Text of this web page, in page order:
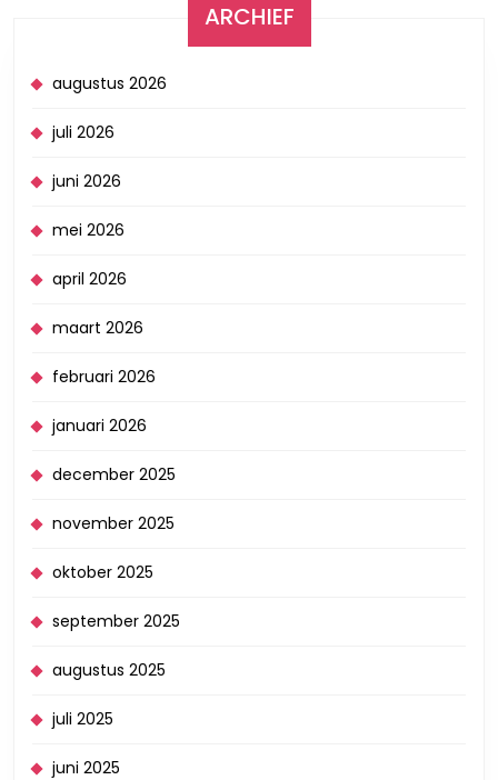
ARCHIEF
augustus 2026
juli 2026
juni 2026
mei 2026
april 2026
maart 2026
februari 2026
januari 2026
december 2025
november 2025
oktober 2025
september 2025
augustus 2025
juli 2025
juni 2025